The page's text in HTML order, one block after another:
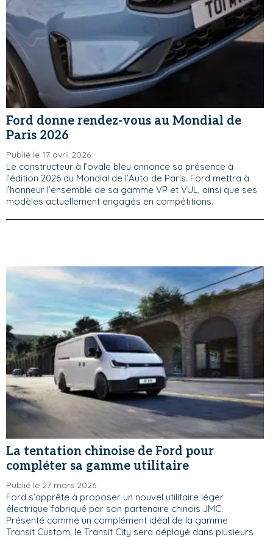
Ford donne rendez-vous au Mondial de
Paris 2026
Publié le 17 avril 2026
Le constructeur à l’ovale bleu annonce sa présence à
l’édition 2026 du Mondial de l’Auto de Paris. Ford mettra à
l’honneur l’ensemble de sa gamme VP et VUL, ainsi que ses
modèles actuellement engagés en compétitions.
La tentation chinoise de Ford pour
compléter sa gamme utilitaire
Publié le 27 mars 2026
Ford s’apprête à proposer un nouvel utilitaire léger
électrique fabriqué par son partenaire chinois JMC.
Présenté comme un complément idéal de la gamme
Transit Custom, le Transit City sera déployé dans plusieurs